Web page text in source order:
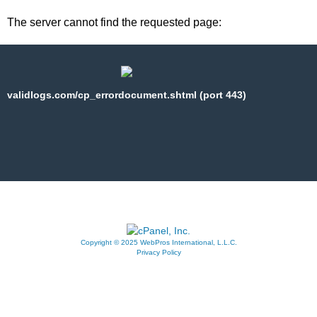
The server cannot find the requested page:
validlogs.com/cp_errordocument.shtml (port 443)
Copyright © 2025 WebPros International, L.L.C.
Privacy Policy